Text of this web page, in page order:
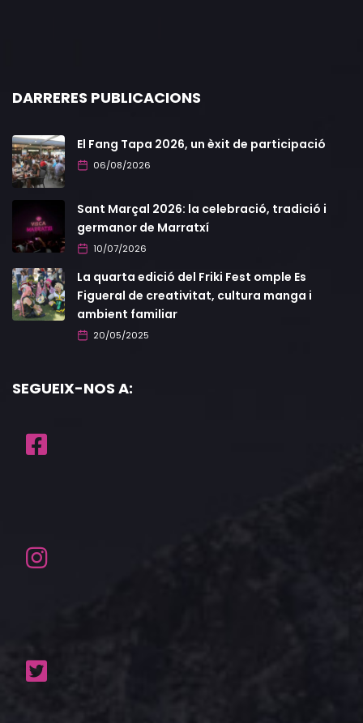
DARRERES PUBLICACIONS
El Fang Tapa 2026, un èxit de participació
06/08/2026
Sant Marçal 2026: la celebració, tradició i
germanor de Marratxí
10/07/2026
La quarta edició del Friki Fest omple Es
Figueral de creativitat, cultura manga i
ambient familiar
20/05/2025
SEGUEIX-NOS A: